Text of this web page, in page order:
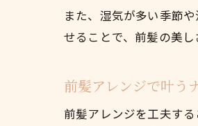
また、湿気が多い季節
せることで、前髪の美し
前髪アレンジで叶う
前髪アレンジを工夫す